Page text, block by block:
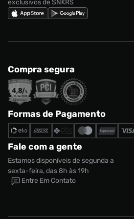
exclusivos de SNKRS
Compra segura
Formas de Pagamento
Fale com a gente
Estamos disponíveis de segunda a
sexta-feira, das 8h às 19h
Entre Em Contato